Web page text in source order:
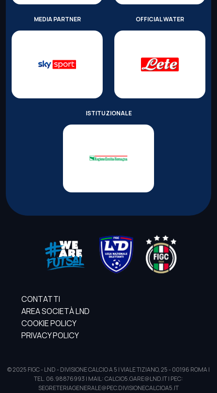
MEDIA PARTNER OFFICIAL WATER
ISTITUZIONALE
CONTATTI
AREA SOCIETÀ LND
COOKIE POLICY
PRIVACY POLICY
© 2025 FIGC - LND - DIVISIONE CALCIO A 5 | VIALE TIZIANO, 25 - 00196 ROMA |
TEL. 06.98876993 | MAIL: CALCIO5.GARE@LND.IT | PEC:
SEGRETERIAGENERALE@PEC.DIVISIONECALCIOA5.IT